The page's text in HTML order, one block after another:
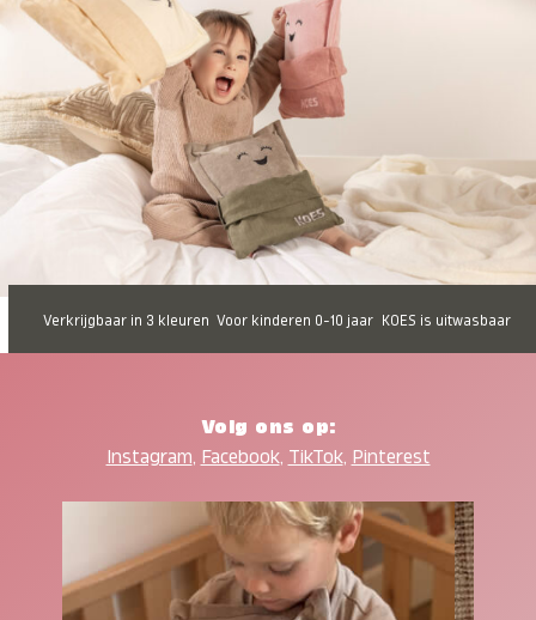
Verkrijgbaar in 3 kleuren Voor kinderen 0-10 jaar KOES is uitwasbaar
Volg ons op:
Instagram, Facebook, TikTok, Pinterest